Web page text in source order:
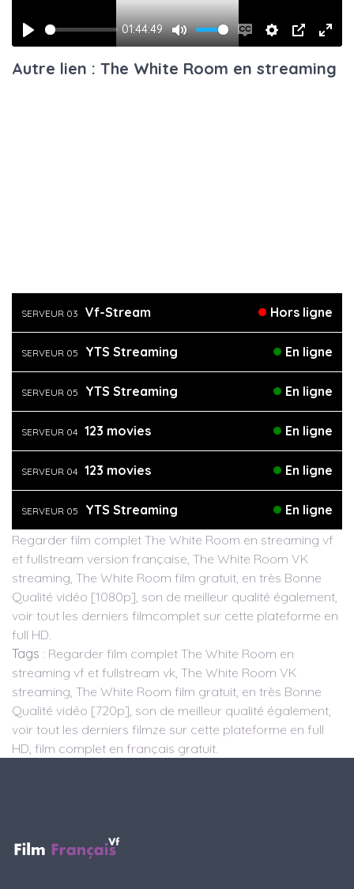
Play
01:44:49
Mute
Enable
captions
Settings
PIP
Autre lien : The White Room en streaming
SERVEUR 03 Vf-Stream Hors ligne
SERVEUR 05 YTS Streaming En ligne
SERVEUR 05 YTS Streaming En ligne
SERVEUR 04 123 movies En ligne
SERVEUR 04 123 movies En ligne
SERVEUR 05 YTS Streaming
En ligne
Regarder film complet The White Room en streaming vf
et fullstream version française, The White Room VK
streaming, The White Room film gratuit, en très Bonne
Qualité vidéo [1080p], son de meilleur qualité également,
voir tout les derniers filmcomplet sur cette plateforme en
full HD.
Tags : Regarder film complet The White Room en
streaming vf et fullstream vk, The White Room VK
streaming, The White Room film gratuit, en très Bonne
Qualité vidéo [720p], son de meilleur qualité également,
voir tout les derniers filmze sur cette plateforme en full
HD, film complet en français gratuit.